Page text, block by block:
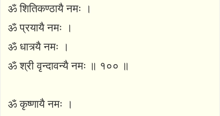
ॐ शितिकण्ठायै नमः ।
ॐ प्रयायै नमः ।
ॐ धात्र्यै नमः ।
ॐ श्री वृन्दावन्यै नमः ॥ १०० ॥
ॐ कृष्णायै नमः ।